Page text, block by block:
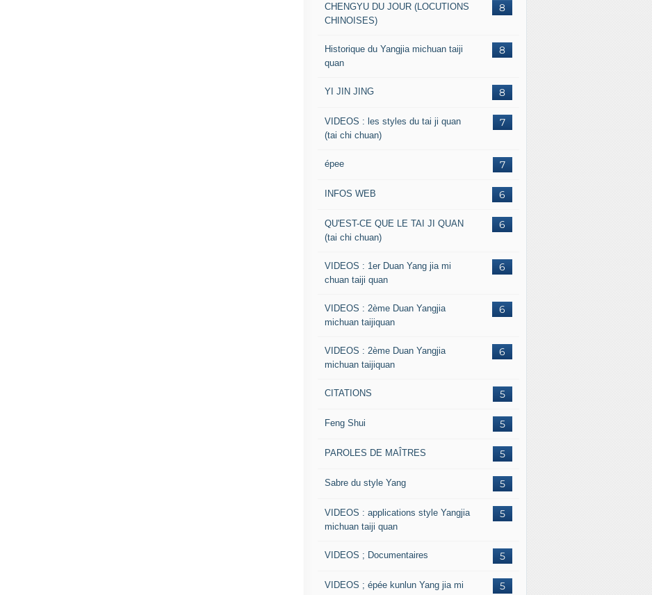
8
CHENGYU DU JOUR (LOCUTIONS
CHINOISES)
8
Historique du Yangjia michuan taiji
quan
8
YI JIN JING
7
VIDEOS : les styles du tai ji quan
(tai chi chuan)
7
épee
6
INFOS WEB
6
QU'EST-CE QUE LE TAI JI QUAN
(tai chi chuan)
6
VIDEOS : 1er Duan Yang jia mi
chuan taiji quan
6
VIDEOS : 2ème Duan Yangjia
michuan taijiquan
6
VIDEOS : 2ème Duan Yangjia
michuan taijiquan
5
CITATIONS
5
Feng Shui
5
PAROLES DE MAÎTRES
5
Sabre du style Yang
5
VIDEOS : applications style Yangjia
michuan taiji quan
5
VIDEOS ; Documentaires
5
VIDEOS ; épée kunlun Yang jia mi